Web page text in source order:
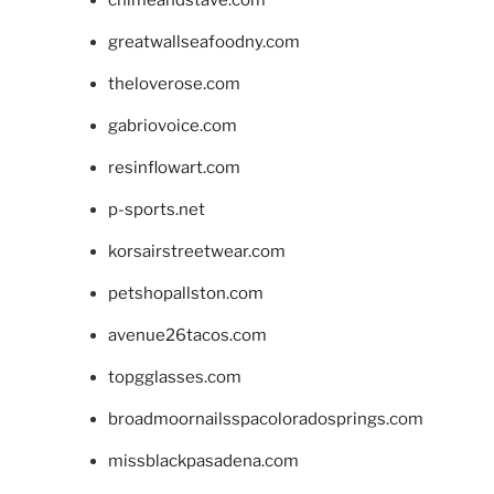
greatwallseafoodny.com
theloverose.com
gabriovoice.com
resinflowart.com
p-sports.net
korsairstreetwear.com
petshopallston.com
avenue26tacos.com
topgglasses.com
broadmoornailsspacoloradosprings.com
missblackpasadena.com